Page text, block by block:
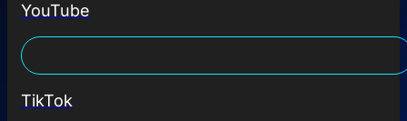
YouTube
TikTok